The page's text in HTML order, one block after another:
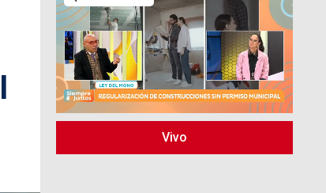
Noticias UdeC
La Discusión
Vivo